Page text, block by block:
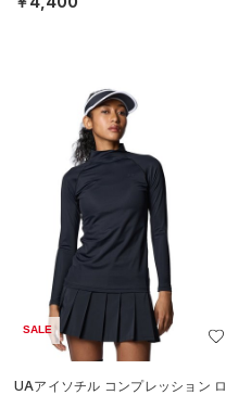
SALE
UAアイソチル コンプレッション ロ